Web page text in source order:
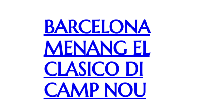
BARCELONA
MENANG EL
CLASICO DI
CAMP NOU